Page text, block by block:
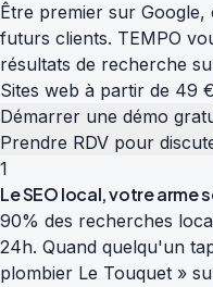
Être premier sur
futurs clients. TEMPO
résultats de recherche
Sites web à partir de 49
Démarrer une démo
Prendre RDV pour
1
Le SEO local, votre arme
90% des recherches
24h. Quand quelqu'un
plombier Le Touquet »